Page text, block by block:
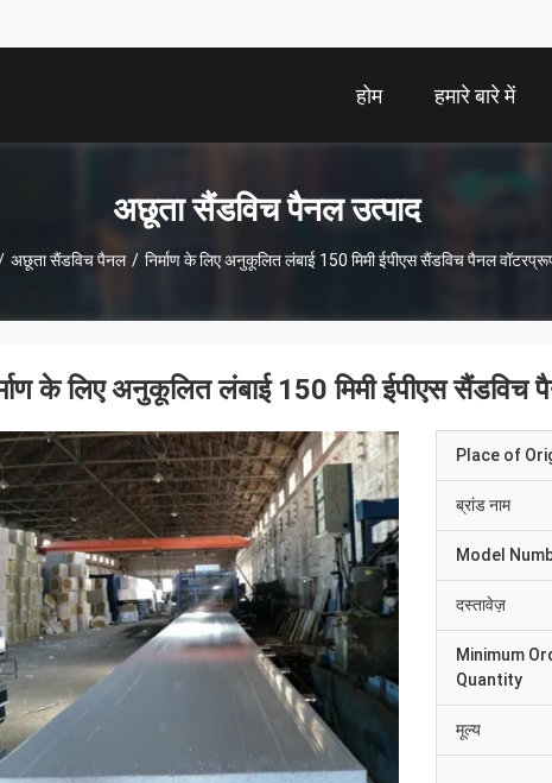
होम हमारे बारे में
अछूता सैंडविच पैनल उत्पाद
अछूता सैंडविच पैनल / निर्माण के लिए अनुकूलित लंबाई 150 मिमी ईपीएस सैंडविच पैनल
के लिए अनुकूलित लंबाई 150 मिमी ईपीएस
Place of
ब्रांड नाम
Model
दस्तावेज़
Minimum
Quantity
मूल्य